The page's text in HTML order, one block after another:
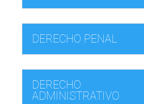
DERECHO PENAL
DERECHO
ADMINISTRATIVO